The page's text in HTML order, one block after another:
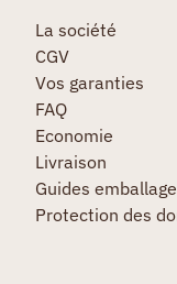
La société
CGV
Vos garanties
FAQ
Economie
Livraison
Guides
Protection des